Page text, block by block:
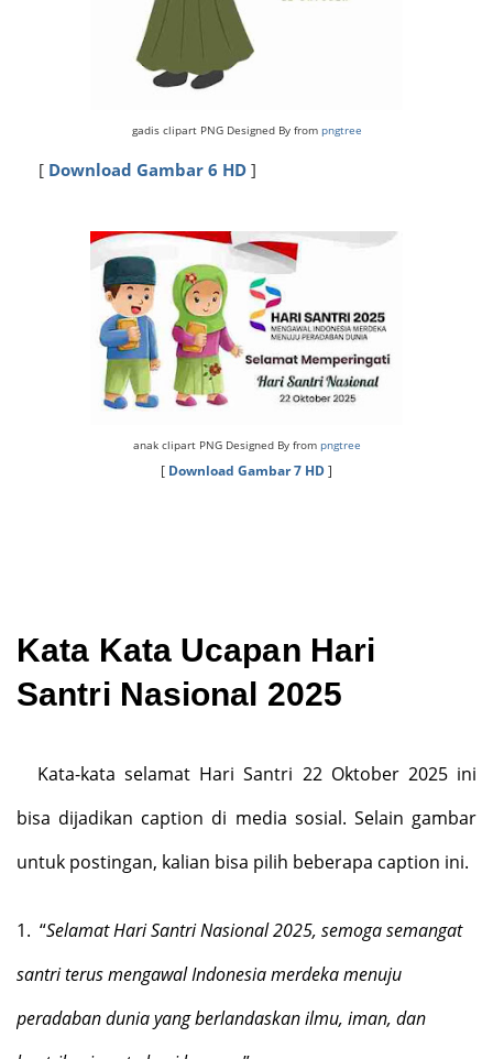
gadis clipart PNG Designed By from pngtree
[ Download Gambar 6 HD ]
anak clipart PNG Designed By from pngtree
[ Download Gambar 7 HD]
Kata Kata Ucapan Hari
Santri Nasional 2025
Kata-kata selamat Hari Santri 22 Oktober 2025 ini
bisa dijadikan caption di media sosial. Selain gambar
untuk postingan, kalian bisa pilih beberapa caption ini.
1. “Selamat Hari Santri Nasional 2025, semoga semangat
santri terus mengawal Indonesia merdeka menuju
peradaban dunia yang berlandaskan ilmu, iman, dan